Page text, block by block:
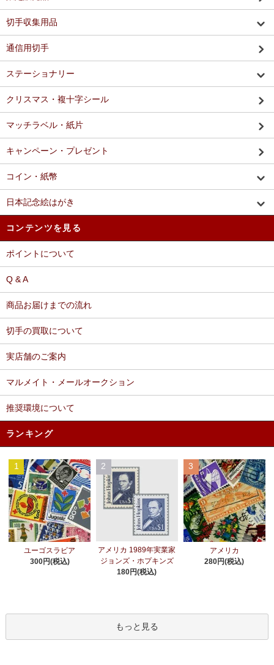
切手収集用品
通信用切手
ステーショナリー
クリスマス・複十字シール
マッチラベル・紙片
キャンペーン・プレゼント
コイン・紙幣
日本記念絵はがき
コンテンツを見る
ポイントについて
Q & A
商品お届けまでの流れ
切手の買取について
実店舗のご案内
マルメイト・メールオークション
推奨環境について
ランキング
1
ユーゴスラビア
300円(税込)
2
アメリカ 1989年実業家
ジョンズ・ホプキンズ
180円(税込)
3
アメリカ
280円(税込)
もっと見る